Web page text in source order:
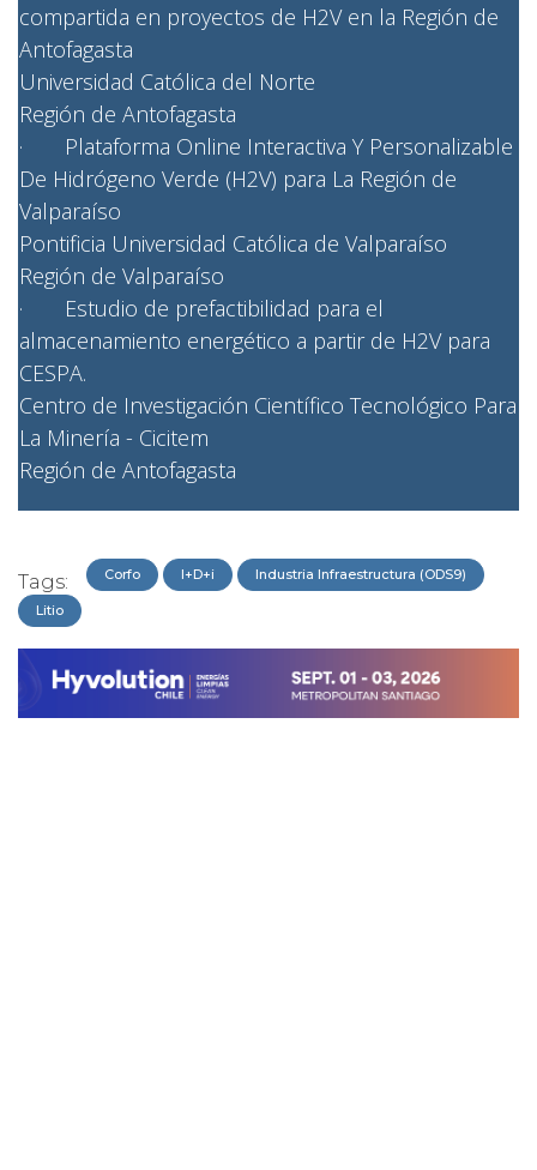
compartida en proyectos de H2V en la Región de
Antofagasta
Universidad Católica del Norte
Región de Antofagasta
· Plataforma Online Interactiva Y Personalizable
De Hidrógeno Verde (H2V) para La Región de
Valparaíso
Pontificia Universidad Católica de Valparaíso
Región de Valparaíso
· Estudio de prefactibilidad para el
almacenamiento energético a partir de H2V para
CESPA.
Centro de Investigación Científico Tecnológico Para
La Minería - Cicitem
Región de Antofagasta
Tags: Corfo I+D+i Industria Infraestructura (ODS9)
Litio